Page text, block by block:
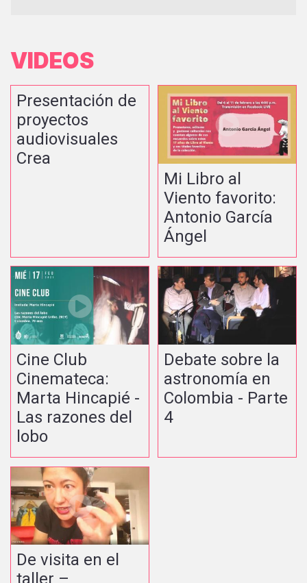
VIDEOS
Presentación de
proyectos
audiovisuales
Crea
Mi Libro al
Viento favorito:
Antonio García
Ángel
Cine Club
Cinemateca:
Marta Hincapié -
Las razones del
lobo
Debate sobre la
astronomía en
Colombia - Parte
4
De visita en el